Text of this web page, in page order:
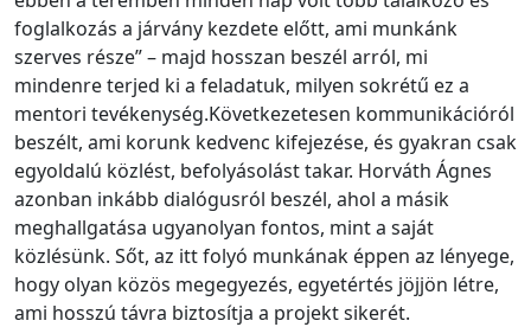
foglalkozás a járvány kezdete előtt, ami munkánk
szerves része” – majd hosszan beszél arról, mi
mindenre terjed ki a feladatuk, milyen sokrétű ez a
mentori tevékenység.Következetesen kommunikációról
beszélt, ami korunk kedvenc kifejezése, és gyakran csak
egyoldalú közlést, befolyásolást takar. Horváth Ágnes
azonban inkább dialógusról beszél, ahol a másik
meghallgatása ugyanolyan fontos, mint a saját
közlésünk. Sőt, az itt folyó munkának éppen az lényege,
hogy olyan közös megegyezés, egyetértés jöjjön létre,
ami hosszú távra biztosítja a projekt sikerét.